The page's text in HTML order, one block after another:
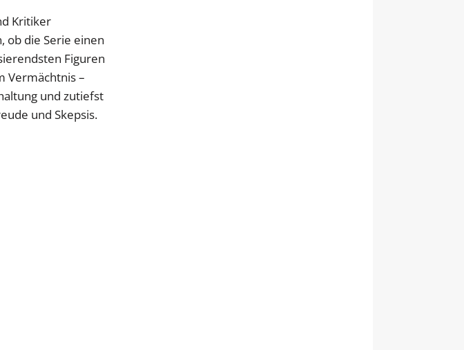
Kritiker
ob die Serie einen
Figuren
Vermächtnis –
und zutiefst
und Skepsis.